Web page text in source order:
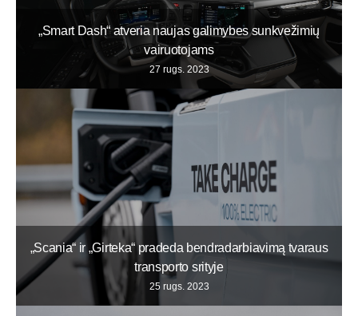
„Smart Dash“ atveria naujas galimybes sunkvežimių
vairuotojams
27 rugs. 2023
„Scania“ ir „Girteka“ pradeda bendradarbiavimą tvaraus
transporto srityje
25 rugs. 2023